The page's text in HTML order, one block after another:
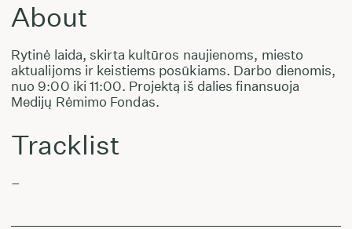
About
Rytinė laida, skirta kultūros naujienoms, miesto
aktualijoms ir keistiems posūkiams. Darbo dienomis,
nuo 9:00 iki 11:00. Projektą iš dalies finansuoja
Medijų Rėmimo Fondas.
Tracklist
–